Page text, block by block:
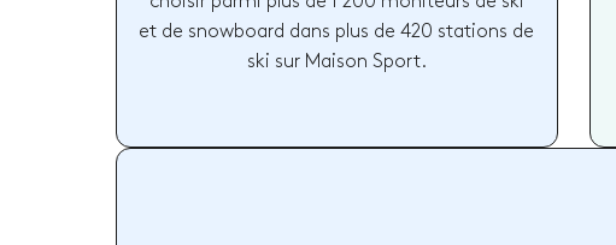
et de snowboard dans plus de 420 stations de
ski sur Maison Sport.